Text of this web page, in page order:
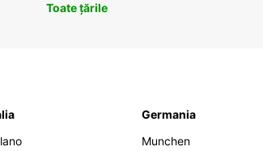
Toate țările
Germania
Munchen